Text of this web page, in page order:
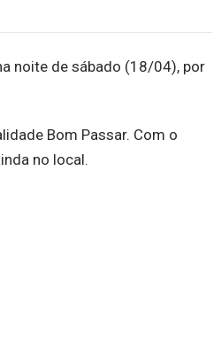
noite de sábado (18/04), por
Bom Passar. Com o
no local.